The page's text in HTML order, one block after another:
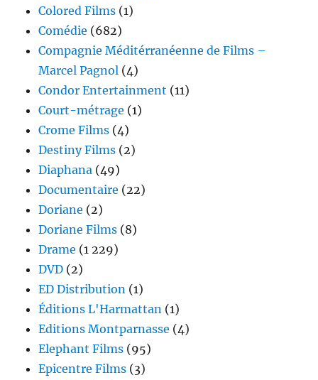
Colored Films (1)
Comédie (682)
Compagnie Méditérranéenne de Films –
Marcel Pagnol (4)
Condor Entertainment (11)
Court-métrage (1)
Crome Films (4)
Destiny Films (2)
Diaphana (49)
Documentaire (22)
Doriane (2)
Doriane Films (8)
Drame (1 229)
DVD (2)
ED Distribution (1)
Éditions L'Harmattan (1)
Editions Montparnasse (4)
Elephant Films (95)
Epicentre Films (3)